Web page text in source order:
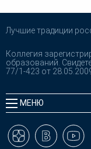
Лучшие традиции
Коллегия
образований.
77/1-423 от
МЕНЮ